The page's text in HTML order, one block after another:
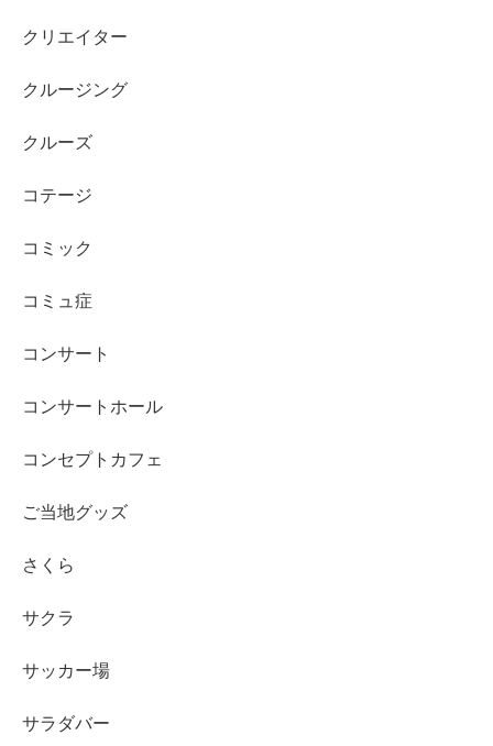
クリエイター
クルージング
クルーズ
コテージ
コミック
コミュ症
コンサート
コンサートホール
コンセプトカフェ
ご当地グッズ
さくら
サクラ
サッカー場
サラダバー